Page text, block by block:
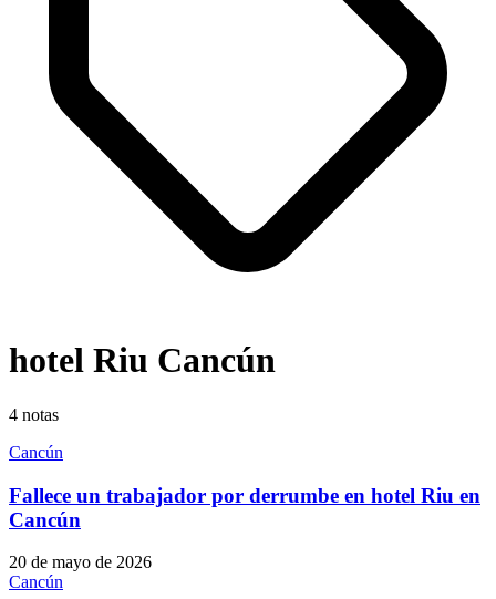
hotel Riu Cancún
4 notas
Cancún
Fallece un trabajador por derrumbe en hotel Riu en
Cancún
20 de mayo de 2026
Cancún